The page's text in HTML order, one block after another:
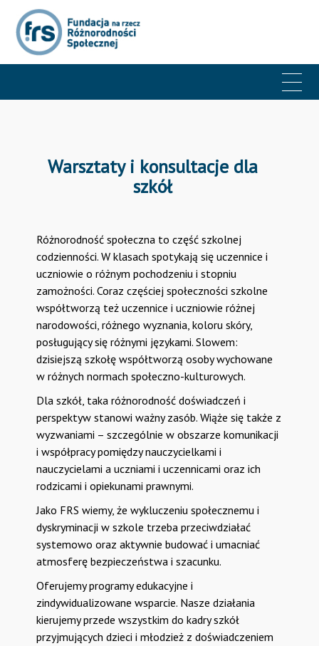
Warsztaty i konsultacje dla
szkół
Różnorodność społeczna to część szkolnej
codzienności. W klasach spotykają się uczennice i
uczniowie o różnym pochodzeniu i stopniu
zamożności. Coraz częściej społeczności szkolne
współtworzą też uczennice i uczniowie różnej
narodowości, różnego wyznania, koloru skóry,
posługujący się różnymi językami. Slowem:
dzisiejszą szkołę współtworzą osoby wychowane
w różnych normach społeczno-kulturowych.
Dla szkół, taka różnorodność doświadczeń i
perspektyw stanowi ważny zasób. Wiąże się także z
wyzwaniami – szczególnie w obszarze komunikacji
i współpracy pomiędzy nauczycielkami i
nauczycielami a uczniami i uczennicami oraz ich
rodzicami i opiekunami prawnymi.
Jako FRS wiemy, że wykluczeniu społecznemu i
dyskryminacji w szkole trzeba przeciwdziałać
systemowo oraz aktywnie budować i umacniać
atmosferę bezpieczeństwa i szacunku.
Oferujemy programy edukacyjne i
zindywidualizowane wsparcie. Nasze działania
kierujemy przede wszystkim do kadry szkół
przyjmujących dzieci i młodzież z doświadczeniem